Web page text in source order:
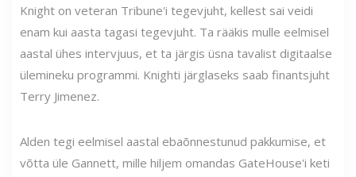
Knight on veteran Tribune'i tegevjuht, kellest sai veidi
enam kui aasta tagasi tegevjuht. Ta rääkis mulle eelmisel
aastal ühes intervjuus, et ta järgis üsna tavalist digitaalse
ülemineku programmi. Knighti järglaseks saab finantsjuht
Terry Jimenez.
Alden tegi eelmisel aastal ebaõnnestunud pakkumise, et
võtta üle Gannett, mille hiljem omandas GateHouse'i keti